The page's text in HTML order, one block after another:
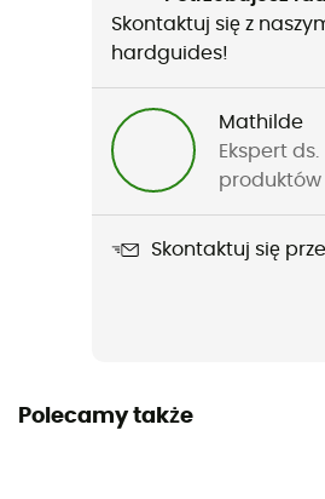
Skontaktuj się z
hardguides!
Mathilde
Ekspert ds.
produktów
Skontaktuj się
Polecamy także